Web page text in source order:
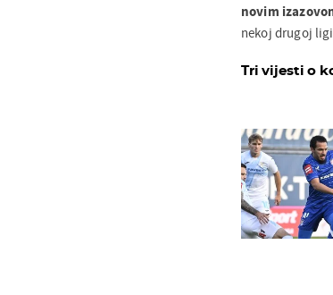
novim
nekoj drugoj
Tri vijesti o